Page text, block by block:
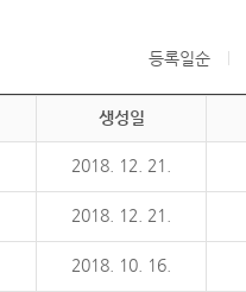
등록일순
생성일
2018. 12. 21.
2018. 12. 21.
2018. 10. 16.